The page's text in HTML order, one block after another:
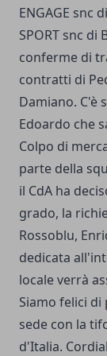
ENGAGE snc
SPORT snc di
conferme di
contratti di
Damiano. C'è
Edoardo che
Colpo di
parte della
il CdA ha
grado, la
Rossoblu,
dedicata
locale verrà
Siamo felici
sede con la
d'Italia.